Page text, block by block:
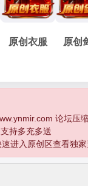
原创衣服 原创
论坛压
持多充多送
进入原创区查看独